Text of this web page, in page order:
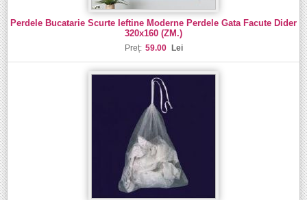
Perdele Bucatarie Scurte Ieftine Moderne Perdele Gata Facute Dider
320x160 (ZM.)
Preț: 59.00 Lei